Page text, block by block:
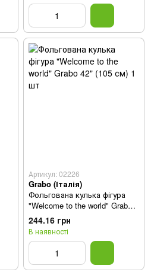
Артикул: 02226
Grabo (Італія)
Фольгована кулька фігура
"Welcome to the world" Grabo
42" (105 см) 1 шт
244.16 грн
В наявності